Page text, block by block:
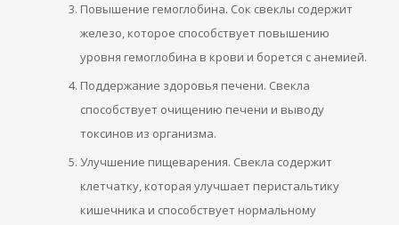
Повышение гемоглобина. Сок свеклы содержит
железо, которое способствует повышению
уровня гемоглобина в крови и борется с анемией.
Поддержание здоровья печени. Свекла
способствует очищению печени и выводу
токсинов из организма.
Улучшение пищеварения. Свекла содержит
клетчатку, которая улучшает перистальтику
кишечника и способствует нормальному